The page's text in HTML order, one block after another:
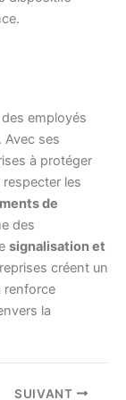
des employés
ses
à protéger
les
de
des
signalisation et
créent un
renforce
la
SUIVANT